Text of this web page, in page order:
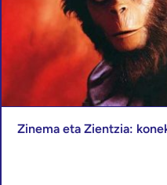
Zinema eta Zientzia: